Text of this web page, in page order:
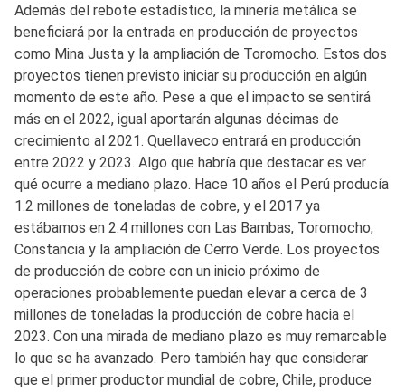
Además del rebote estadístico, la minería metálica se
beneficiará por la entrada en producción de proyectos
como Mina Justa y la ampliación de Toromocho. Estos dos
proyectos tienen previsto iniciar su producción en algún
momento de este año. Pese a que el impacto se sentirá
más en el 2022, igual aportarán algunas décimas de
crecimiento al 2021. Quellaveco entrará en producción
entre 2022 y 2023. Algo que habría que destacar es ver
qué ocurre a mediano plazo. Hace 10 años el Perú producía
1.2 millones de toneladas de cobre, y el 2017 ya
estábamos en 2.4 millones con Las Bambas, Toromocho,
Constancia y la ampliación de Cerro Verde. Los proyectos
de producción de cobre con un inicio próximo de
operaciones probablemente puedan elevar a cerca de 3
millones de toneladas la producción de cobre hacia el
2023. Con una mirada de mediano plazo es muy remarcable
lo que se ha avanzado. Pero también hay que considerar
que el primer productor mundial de cobre, Chile, produce